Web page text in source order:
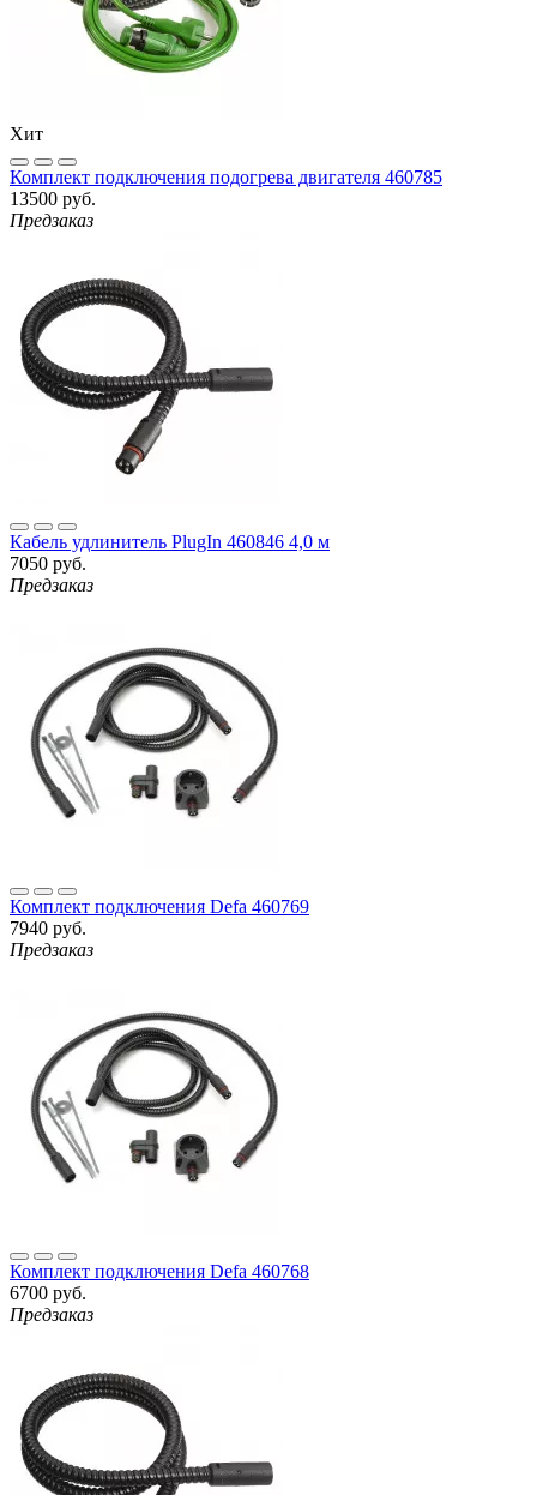
Хит
Комплект подключения подогрева двигателя 460785
13500 руб.
Предзаказ
Кабель удлинитель PlugIn 460846 4,0 м
7050 руб.
Предзаказ
Комплект подключения Defa 460769
7940 руб.
Предзаказ
Комплект подключения Defa 460768
6700 руб.
Предзаказ